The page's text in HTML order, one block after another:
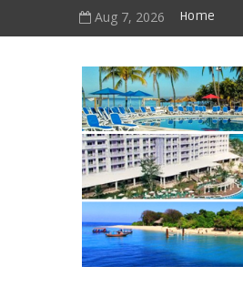
Aug 7, 2026 Home